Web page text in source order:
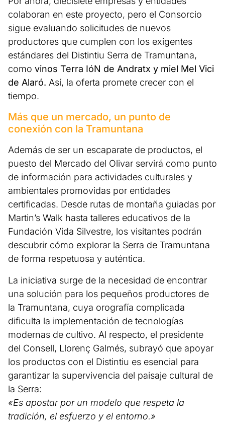
colaboran en este proyecto, pero el Consorcio
sigue evaluando solicitudes de nuevos
productores que cumplen con los exigentes
estándares del Distintiu Serra de Tramuntana,
como vinos Terra IóN de Andratx y miel Mel Vici
de Alaró. Así, la oferta promete crecer con el
tiempo.
Más que un mercado, un punto de
conexión con la Tramuntana
Además de ser un escaparate de productos, el
puesto del Mercado del Olivar servirá como punto
de información para actividades culturales y
ambientales promovidas por entidades
certificadas. Desde rutas de montaña guiadas por
Martin’s Walk hasta talleres educativos de la
Fundación Vida Silvestre, los visitantes podrán
descubrir cómo explorar la Serra de Tramuntana
de forma respetuosa y auténtica.
La iniciativa surge de la necesidad de encontrar
una solución para los pequeños productores de
la Tramuntana, cuya orografía complicada
dificulta la implementación de tecnologías
modernas de cultivo. Al respecto, el presidente
del Consell, Llorenç Galmés, subrayó que apoyar
los productos con el Distintiu es esencial para
garantizar la supervivencia del paisaje cultural de
la Serra:
«Es apostar por un modelo que respeta la
tradición, el esfuerzo y el entorno.»